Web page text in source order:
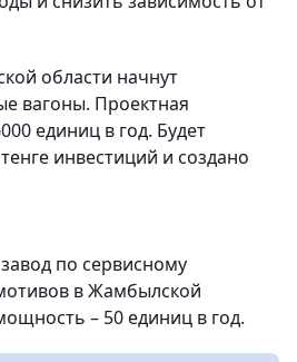
области начнут
вагоны. Проектная
единиц в год. Будет
инвестиций и создано
по сервисному
в Жамбылской
– 50 единиц в год.